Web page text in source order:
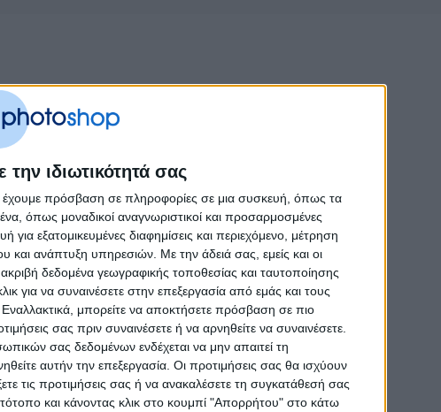
την ιδιωτικότητά σας
έχουμε πρόσβαση σε πληροφορίες σε μια συσκευή, όπως τα
όπως μοναδικοί αναγνωριστικοί και προσαρμοσμένες
εξατομικευμένες διαφημίσεις και περιεχόμενο, μέτρηση
και ανάπτυξη υπηρεσιών. Με την άδειά σας, εμείς και οι
δεδομένα γεωγραφικής τοποθεσίας και ταυτοποίησης
για να συναινέσετε στην επεξεργασία από εμάς και τους
μπορείτε να αποκτήσετε πρόσβαση σε πιο
σας πριν συναινέσετε ή να αρνηθείτε να συναινέσετε.
σας δεδομένων ενδέχεται να μην απαιτεί τη
αυτήν την επεξεργασία. Οι προτιμήσεις σας θα ισχύουν
τις προτιμήσεις σας ή να ανακαλέσετε τη συγκατάθεσή σας
και κάνοντας κλικ στο κουμπί "Απορρήτου" στο κάτω